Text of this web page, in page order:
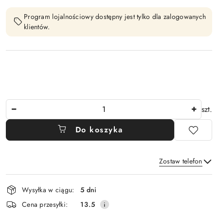
Program lojalnościowy dostępny jest tylko dla zalogowanych
klientów.
szt.
Do koszyka
Zostaw telefon
Wyślij
Dostępność
i
dostawa
Wysyłka w ciągu:
5 dni
Cena przesyłki:
13.5